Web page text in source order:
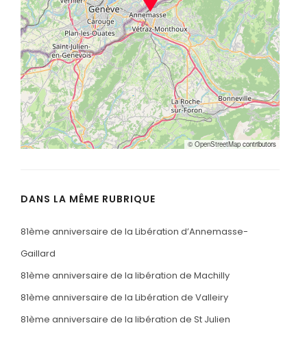
© OpenStreetMap contributors
DANS LA MÊME RUBRIQUE
81ème anniversaire de la Libération d’Annemasse-
Gaillard
81ème anniversaire de la libération de Machilly
81ème anniversaire de la Libération de Valleiry
81ème anniversaire de la libération de St Julien